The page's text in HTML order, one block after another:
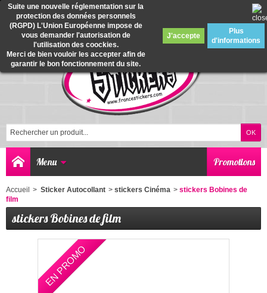
Menu Promotions
Suite une nouvelle réglementation sur la
protection des données personnels
(RGPD) L'Union Européenne impose de
vous demander l'autorisation de
l'utilisation des coockies.
Merci de bien vouloir les accepter afin de
garantir le bon fonctionnement du site.
J'accepte
Plus
d'informations
Accueil > Sticker Autocollant > stickers Cinéma > stickers Bobines de
film
stickers Bobines de film
EN PROMO